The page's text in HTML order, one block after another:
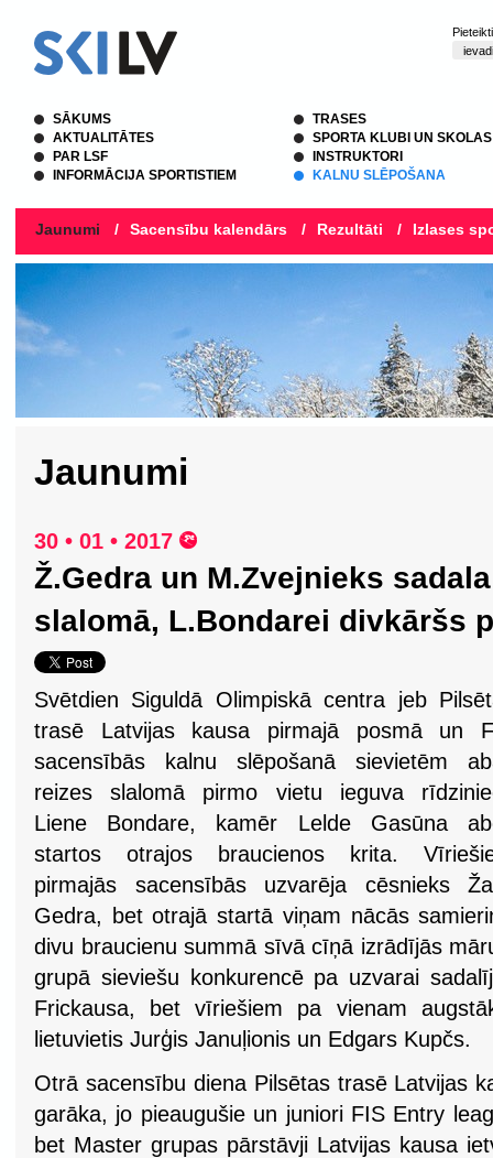
SĀKUMS
AKTUALITĀTES
PAR LSF
INFORMĀCIJA SPORTISTIEM
TRASES
SPORTA KLUBI UN SKOLAS
INSTRUKTORI
KALNU SLĒPOŠANA
Jaunumi / Sacensību kalendārs / Rezultāti / Izlases
Jaunumi
30 • 01 • 2017
Ž.Gedra un M.Zvejnieks
slalomā, L.Bondarei divkāršs
Svētdien Siguldā Olimpiskā centra jeb
trasē Latvijas kausa pirmajā posmā un
sacensībās kalnu slēpošanā sievietēm
reizes slalomā pirmo vietu ieguva
Liene Bondare, kamēr Lelde Gasūna
startos otrajos braucienos krita.
pirmajās sacensībās uzvarēja cēsnieks
Gedra, bet otrajā startā viņam nācās
divu braucienu summā sīvā cīņā izrādījās
grupā sieviešu konkurencē pa uzvarai
Frickausa, bet vīriešiem pa vienam
lietuvietis Jurģis Januļionis un Edgars Kupčs.
Otrā sacensību diena Pilsētas trasē Latvijas
garāka, jo pieaugušie un juniori FIS Entry
bet Master grupas pārstāvji Latvijas kausa